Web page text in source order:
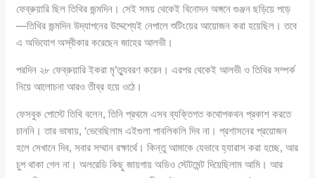
ফেব্রুয়ারি ছিল তিথির জন্মদিন। সেই সময় থেকেই বিনোদন অঙ্গনে গুঞ্জন ছড়িয়ে পড়ে
—তিথির জন্মদিন উদ্‌যাপনের উদ্দেশ্যেই নেপালে শুটিংয়ের আয়োজন করা হয়েছিল। তবে
এ অভিযোগ অস্বীকার করেছেন জাহের আলভী।
পরদিন ২৮ ফেব্রুয়ারি ইকরা মৃ’ত্যুবরণ করেন। এরপর থেকেই আলভী ও তিথির সম্পর্ক
নিয়ে আলোচনা আরও তীব্র হয়ে ওঠে।
ফেসবুক পোস্টে তিথি বলেন, তিনি প্রথমে এসব ব্যক্তিগত কথোপকথন প্রকাশ করতে
চাননি। তার ভাষায়, ‘ভেবেছিলাম এইগুলা পাবলিকলি দিব না। প্রশাসনের প্রয়োজন
হলে সেখানে দিব, সবার সম্মান রক্ষার্থে। কিন্তু আমাকে যেভাবে হ্যারাস করা হচ্ছে, আর
চুপ থাকা গেল না। অলরেডি কিছু জায়গায় অডিও স্টেটমেন্ট দিয়েছিলাম আমি। আর